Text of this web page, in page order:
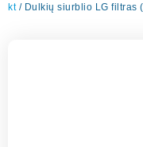
kt/ Dulkių siurblio LG filtras